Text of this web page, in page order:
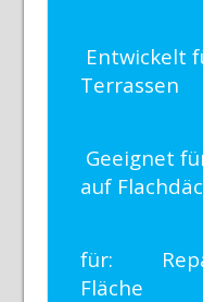
Entwickelt
Terrassen
Geeignet
auf
für:
Fläche